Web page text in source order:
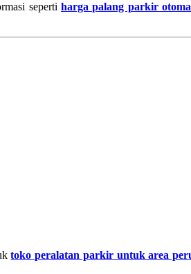
seperti harga palang parkir
toko peralatan parkir untuk area